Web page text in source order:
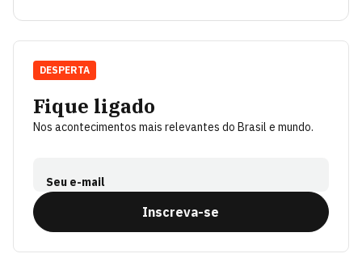
Fique ligado
Nos acontecimentos mais relevantes do Brasil e mundo.
Seu e-mail
Inscreva-se
DESPERTA